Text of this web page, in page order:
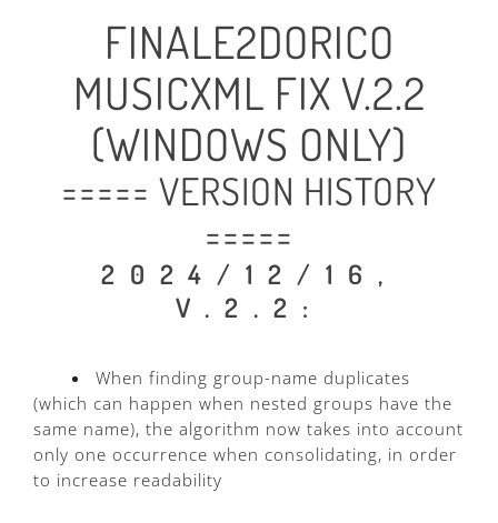
FINALE2DORICO
MUSICXML FIX V.2.2
(WINDOWS ONLY)
===== VERSION HISTORY
=====
2024/12/16,
V.2.2:
When finding group-name duplicates
(which can happen when nested groups have the
same name), the algorithm now takes into account
only one occurrence when consolidating, in order
to increase readability